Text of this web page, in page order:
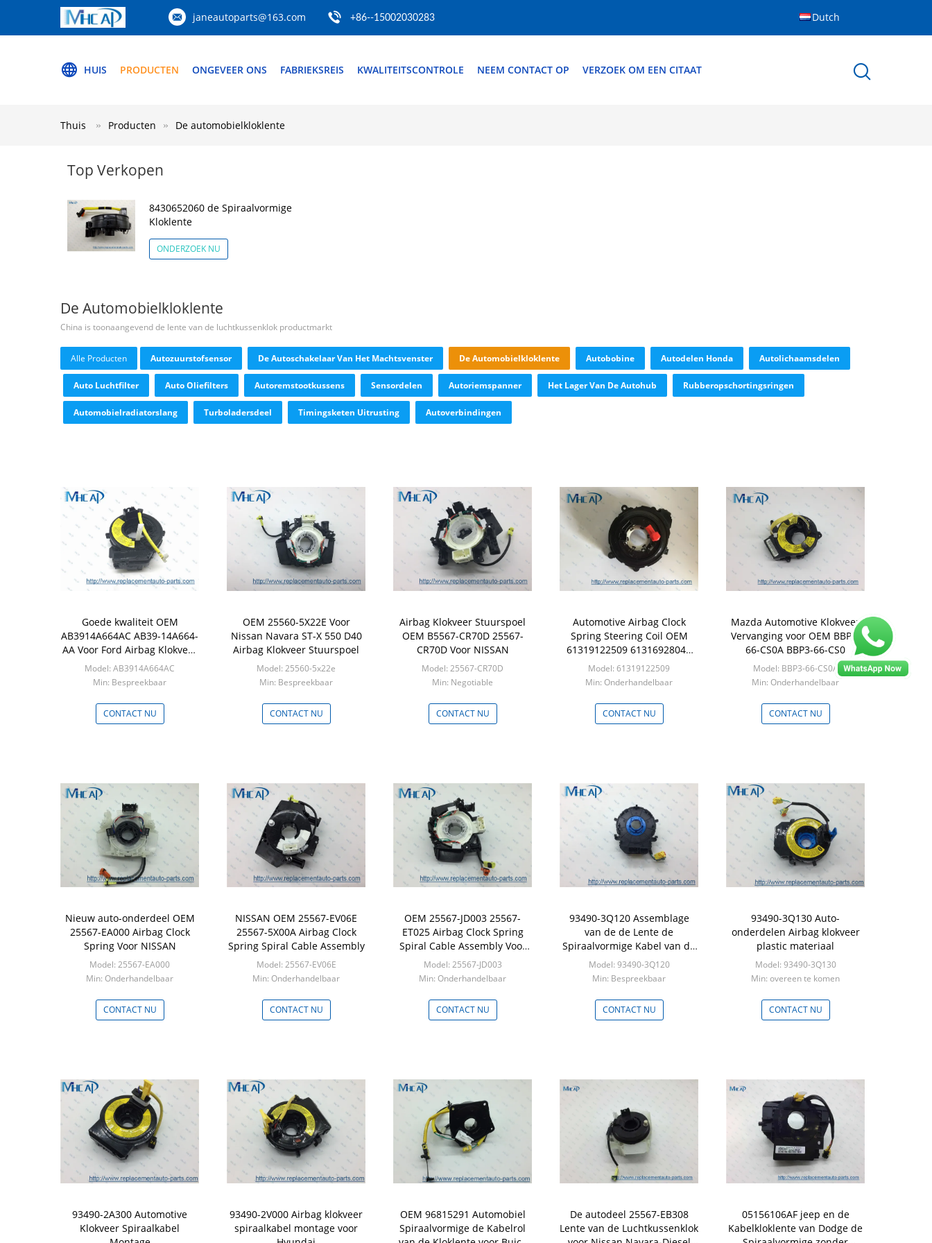
janeautoparts@163.com +86--15002030283 Dutch
HUIS PRODUCTEN ONGEVEER ONS FABRIEKSREIS KWALITEITSCONTROLE NEEM CONTACT OP VERZOEK OM EEN CITAAT
Thuis Producten De automobielkloklente
Top Verkopen
8430652060 de Spiraalvormige
Kloklente
ONDERZOEK NU
De Automobielkloklente
China is toonaangevend de lente van de luchtkussenklok productmarkt
Alle Producten Autozuurstofsensor De Autoschakelaar Van Het Machtsvenster De Automobielkloklente Autobobine Autodelen Honda Autolichaamsdelen
Auto Luchtfilter Auto Oliefilters Autoremstootkussens Sensordelen Autoriemspanner Het Lager Van De Autohub Rubberopschortingsringen
Automobielradiatorslang Turboladersdeel Timingsketen Uitrusting Autoverbindingen
Goede kwaliteit OEM
AB3914A664AC AB39-14A664-
AA Voor Ford Airbag Klokveer
Stuurspoel
Model: AB3914A664AC
Min: Bespreekbaar
CONTACT NU
OEM 25560-5X22E Voor
Nissan Navara ST-X 550 D40
Airbag Klokveer Stuurspoel
Model: 25560-5x22e
Min: Bespreekbaar
CONTACT NU
Airbag Klokveer Stuurspoel
OEM B5567-CR70D 25567-
CR70D Voor NISSAN
Model: 25567-CR70D
Min: Negotiable
CONTACT NU
Automotive Airbag Clock
Spring Steering Coil OEM
61319122509 61316928042
BMW
Model: 61319122509
Min: Onderhandelbaar
CONTACT NU
Mazda Automotive Klokveer
Vervanging voor OEM BBP3-
66-CS0A BBP3-66-CS0
Model: BBP3-66-CS0A
Min: Onderhandelbaar
CONTACT NU
Nieuw auto-onderdeel OEM
25567-EA000 Airbag Clock
Spring Voor NISSAN
Model: 25567-EA000
Min: Onderhandelbaar
CONTACT NU
NISSAN OEM 25567-EV06E
25567-5X00A Airbag Clock
Spring Spiral Cable Assembly
Model: 25567-EV06E
Min: Onderhandelbaar
CONTACT NU
OEM 25567-JD003 25567-
ET025 Airbag Clock Spring
Spiral Cable Assembly Voor
nissan
Model: 25567-JD003
Min: Onderhandelbaar
CONTACT NU
93490-3Q120 Assemblage
van de de Lente de
Spiraalvormige Kabel van de
luchtkussenklok voor Hyundai
Model: 93490-3Q120
Min: Bespreekbaar
CONTACT NU
93490-3Q130 Auto-
onderdelen Airbag klokveer
plastic materiaal
Model: 93490-3Q130
Min: overeen te komen
CONTACT NU
93490-2A300 Automotive
Klokveer Spiraalkabel
93490-2V000 Airbag klokveer
spiraalkabel montage voor
OEM 96815291 Automobiel
Spiraalvormige de Kabelrol
De autodeel 25567-EB308
Lente van de Luchtkussenklok
05156106AF jeep en de
Kabelkloklente van Dodge de